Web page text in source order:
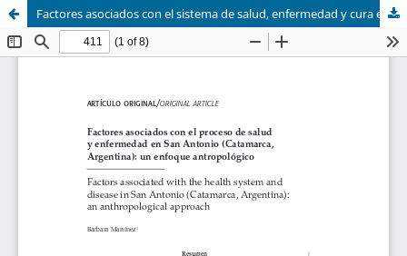
Factores asociados con el sistema de salud, enfermedad y cura en San Antonio (Catamarca, Argentina): un enfoque antropológico